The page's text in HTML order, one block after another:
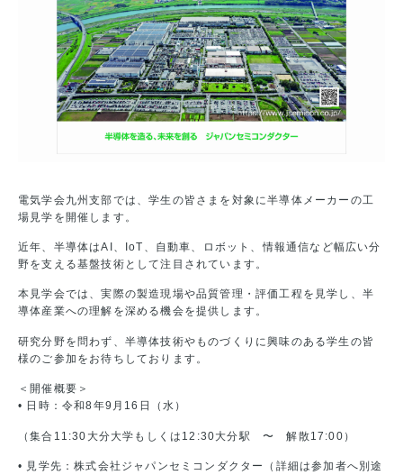
電気学会九州支部では、学生の皆さまを対象に半導体メーカーの工
場見学を開催します。
近年、半導体はAI、IoT、自動車、ロボット、情報通信など幅広い分
野を支える基盤技術として注目されています。
本見学会では、実際の製造現場や品質管理・評価工程を見学し、半
導体産業への理解を深める機会を提供します。
研究分野を問わず、半導体技術やものづくりに興味のある学生の皆
様のご参加をお待ちしております。
＜開催概要＞
• 日時：令和8年9月16日（水）
（集合11:30大分大学もしくは12:30大分駅 〜 解散17:00）
• 見学先：株式会社ジャパンセミコンダクター（詳細は参加者へ別途